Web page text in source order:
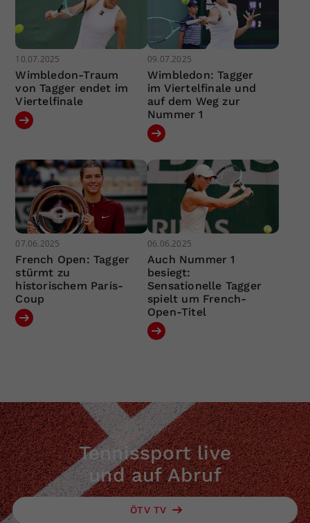
10.07.2025
Wimbledon-Traum
von Tagger endet im
Viertelfinale
09.07.2025
Wimbledon: Tagger
im Viertelfinale und
auf dem Weg zur
Nummer 1
07.06.2025
French Open: Tagger
stürmt zu
historischem Paris-
Coup
06.06.2025
Auch Nummer 1
besiegt:
Sensationelle Tagger
spielt um French-
Open-Titel
Tennissport live
und auf Abruf
ÖTV TV